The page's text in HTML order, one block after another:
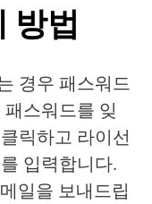
방법
경우 패스워드
스워드를 잊
릭하고 라이선
입력합니다.
일을 보내드립